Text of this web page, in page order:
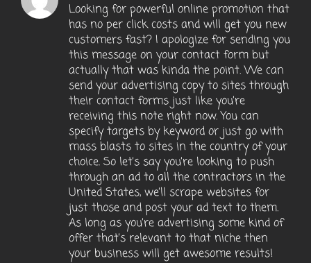
Looking for powerful online promotion that
has no per click costs and will get you new
customers fast? I apologize for sending you
this message on your contact form but
actually that was kinda the point. We can
send your advertising copy to sites through
their contact forms just like you’re
receiving this note right now. You can
specify targets by keyword or just go with
mass blasts to sites in the country of your
choice. So let’s say you’re looking to push
through an ad to all the contractors in the
United States, we’ll scrape websites for
just those and post your ad text to them.
As long as you’re advertising some kind of
offer that’s relevant to that niche then
your business will get awesome results!